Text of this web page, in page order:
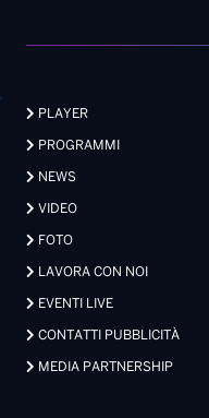
PLAYER
PROGRAMMI
NEWS
VIDEO
FOTO
LAVORA CON NOI
EVENTI LIVE
CONTATTI PUBBLICITÀ
MEDIA PARTNERSHIP